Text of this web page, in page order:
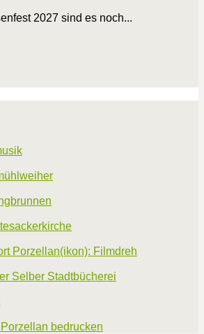
2027 sind es noch...
Porzellan(ikon): Filmdreh
Selber Stadtbücherei
bedrucken